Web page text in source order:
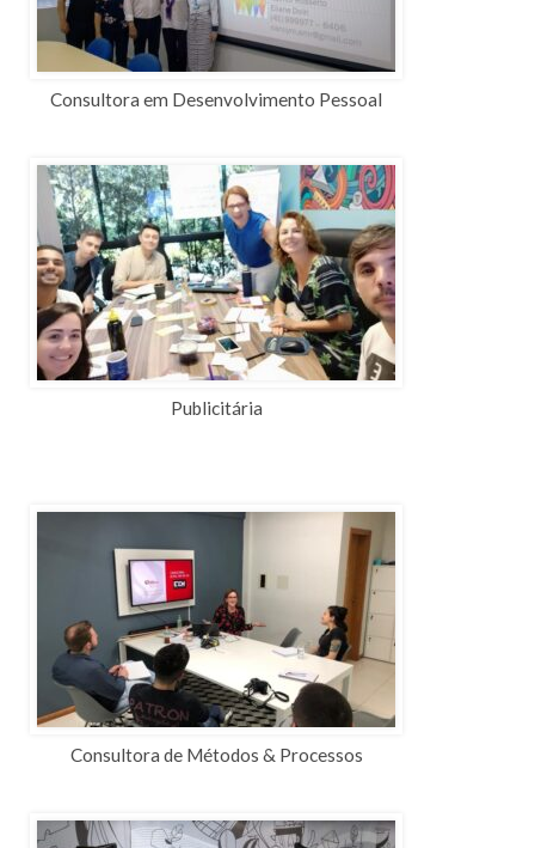
Consultora em Desenvolvimento Pessoal
Publicitária
Consultora de Métodos & Processos